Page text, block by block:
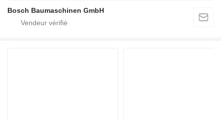
Bosch Baumaschinen GmbH